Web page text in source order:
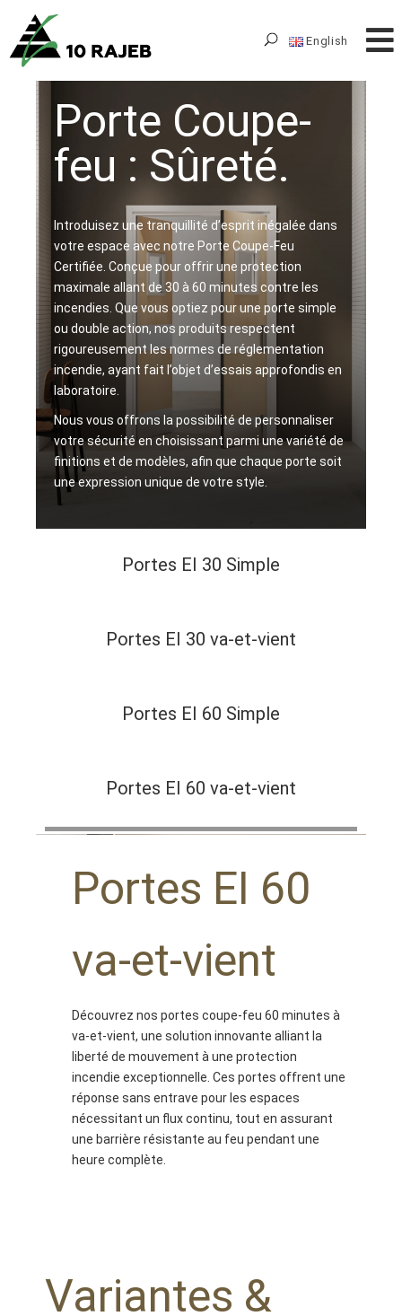
English
Porte Coupe-
feu : Sûreté.
Introduisez une tranquillité d’esprit inégalée dans
votre espace avec notre Porte Coupe-Feu
Certifiée. Conçue pour offrir une protection
maximale allant de 30 à 60 minutes contre les
incendies. Que vous optiez pour une porte simple
ou double action, nos produits respectent
rigoureusement les normes de réglementation
incendie, ayant fait l’objet d’essais approfondis en
laboratoire.
Nous vous offrons la possibilité de personnaliser
votre sécurité en choisissant parmi une variété de
finitions et de modèles, afin que chaque porte soit
une expression unique de votre style.
Portes EI 30 Simple
Portes EI 30 va-et-vient
Portes EI 60 Simple
Portes EI 60 va-et-vient
Portes EI 60
va-et-vient
Découvrez nos portes coupe-feu 60 minutes à
va-et-vient, une solution innovante alliant la
liberté de mouvement à une protection
incendie exceptionnelle. Ces portes offrent une
réponse sans entrave pour les espaces
nécessitant un flux continu, tout en assurant
une barrière résistante au feu pendant une
heure complète.
Variantes &